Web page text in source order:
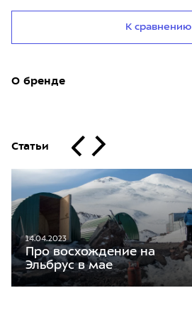
К сравнению
О бренде
Статьи
14.04.2023
Про восхождение на
Эльбрус в мае